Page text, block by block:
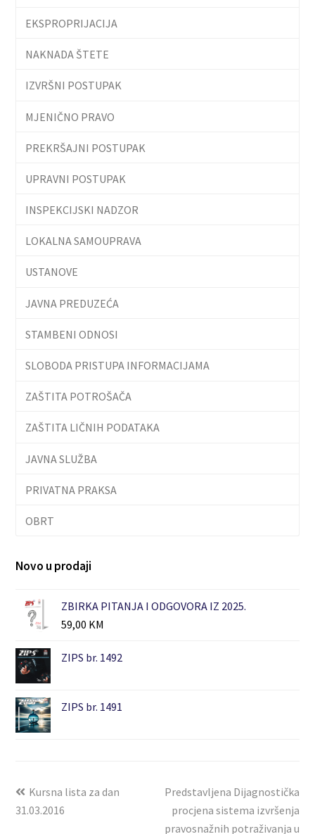
EKSPROPRIJACIJA
NAKNADA ŠTETE
IZVRŠNI POSTUPAK
MJENIČNO PRAVO
PREKRŠAJNI POSTUPAK
UPRAVNI POSTUPAK
INSPEKCIJSKI NADZOR
LOKALNA SAMOUPRAVA
USTANOVE
JAVNA PREDUZEĆA
STAMBENI ODNOSI
SLOBODA PRISTUPA INFORMACIJAMA
ZAŠTITA POTROŠAČA
ZAŠTITA LIČNIH PODATAKA
JAVNA SLUŽBA
PRIVATNA PRAKSA
OBRT
Novo u prodaji
ZBIRKA PITANJA I ODGOVORA IZ 2025.
59,00 KM
ZIPS br. 1492
ZIPS br. 1491
Kursna lista za dan
31.03.2016
Predstavljena Dijagnostička
procjena sistema izvršenja
pravosnažnih potraživanja u